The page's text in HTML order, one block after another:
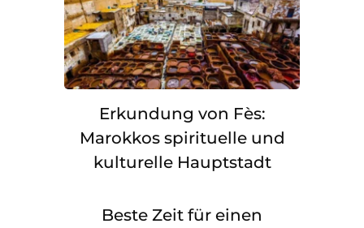
Erkundung von Fès:
Marokkos spirituelle und
kulturelle Hauptstadt
Beste Zeit für einen